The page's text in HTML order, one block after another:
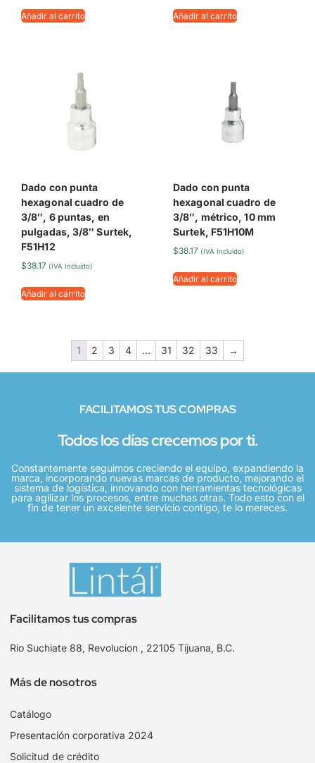
Añadir al carrito Añadir al carrito
Dado con punta
hexagonal cuadro de
3/8″, 6 puntas, en
pulgadas, 3/8″ Surtek,
F51H12
$38.17 (IVA Incluido)
Añadir al carrito
Dado con punta
hexagonal cuadro de
3/8″, métrico, 10 mm
Surtek, F51H10M
$38.17 (IVA Incluido)
Añadir al carrito
1 2 3 4 … 31 32 33 →
FACILITAMOS TUS COMPRAS
Todos los días crecemos por ti.
Constantemente seguimos creciendo el equipo, expandiendo la
marca, incorporando nuevas marcas de producto, mejorando el
sistema de logística, innovando con herramientas tecnológicas
para agilizar los procesos, entre muchas otras. Todo esto con el
fin de tener un excelente servicio contigo, te lo mereces.
Facilitamos tus compras
Rio Suchiate 88, Revolucion , 22105 Tijuana, B.C.
Más de nosotros
Catálogo
Presentación corporativa 2024
Solicitud de crédito